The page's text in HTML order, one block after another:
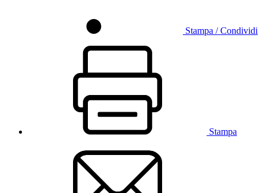
Stampa / Condividi
Stampa